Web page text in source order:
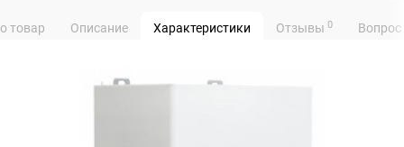
товар Описание Характеристики Отзывы 0 Вопрос